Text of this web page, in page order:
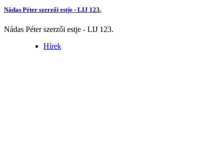
Nádas Péter szerzői estje - LIJ 123.
Nádas Péter szerzői estje - LIJ 123.
Hírek